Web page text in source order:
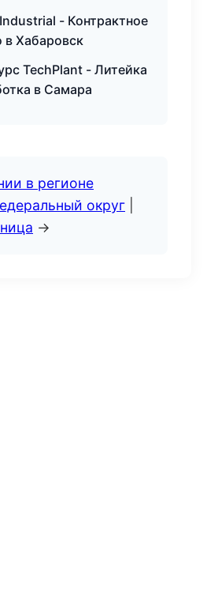
- Контрактное
в Хабаровск
TechPlant - Литейка
в Самара
в регионе
округ
→